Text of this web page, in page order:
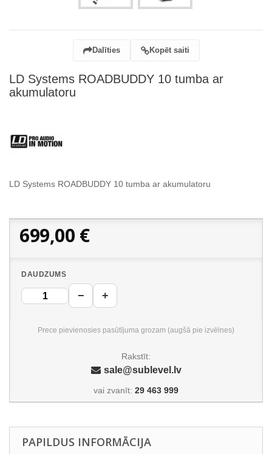
Dalīties Kopēt saiti
LD Systems ROADBUDDY 10 tumba ar
akumulatoru
LD Systems ROADBUDDY 10 tumba ar akumulatoru
699,00 €
DAUDZUMS
− +
Prece pievienosies pasūtījuma grozam (augšā pie izvēlnes)
Rakstīt:
sale@sublevel.lv
vai zvanīt: 29 463 999
PAPILDUS INFORMĀCIJA